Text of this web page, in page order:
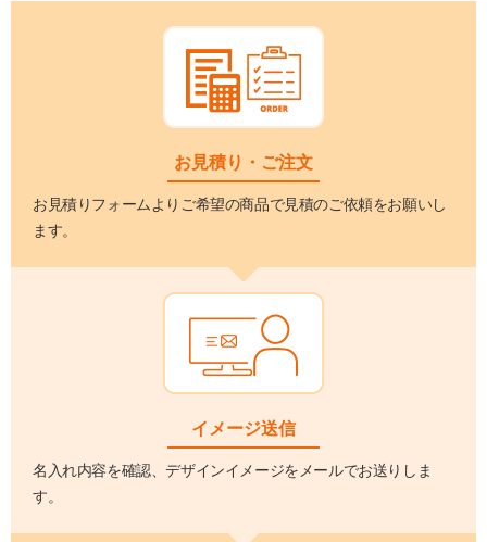
お見積り・ご注文
お見積りフォームよりご希望の商品で見積のご依頼をお願いし
ます。
イメージ送信
名入れ内容を確認、デザインイメージをメールでお送りしま
す。